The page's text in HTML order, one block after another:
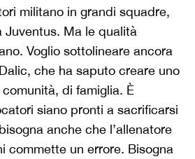
militano in grandi squadre,
Juventus. Ma le qualità
Voglio sottolineare ancora
che ha saputo creare uno
di famiglia. È
siano pronti a sacrificarsi
anche che l’allenatore
commette un errore. Bisogna